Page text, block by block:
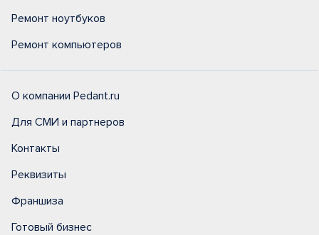
Ремонт ноутбуков
Ремонт компьютеров
О компании Pedant.ru
Для СМИ и партнеров
Контакты
Реквизиты
Франшиза
Готовый бизнес